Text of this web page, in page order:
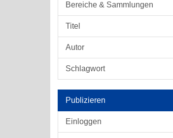
Bereiche & Sammlungen
Titel
Autor
Schlagwort
Publizieren
Einloggen